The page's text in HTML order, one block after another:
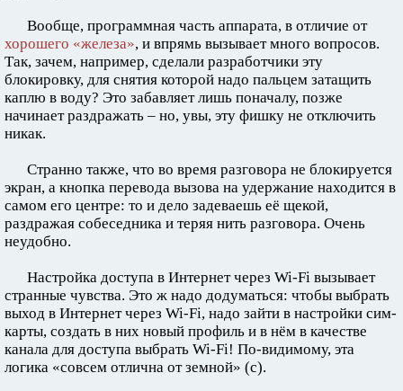
Вообще, программная часть аппарата, в отличие от
хорошего «железа», и впрямь вызывает много вопросов.
Так, зачем, например, сделали разработчики эту
блокировку, для снятия которой надо пальцем затащить
каплю в воду? Это забавляет лишь поначалу, позже
начинает раздражать – но, увы, эту фишку не отключить
никак.
Странно также, что во время разговора не блокируется
экран, а кнопка перевода вызова на удержание находится в
самом его центре: то и дело задеваешь её щекой,
раздражая собеседника и теряя нить разговора. Очень
неудобно.
Настройка доступа в Интернет через Wi-Fi вызывает
странные чувства. Это ж надо додуматься: чтобы выбрать
выход в Интернет через Wi-Fi, надо зайти в настройки сим-
карты, создать в них новый профиль и в нём в качестве
канала для доступа выбрать Wi-Fi! По-видимому, эта
логика «совсем отлична от земной» (с).